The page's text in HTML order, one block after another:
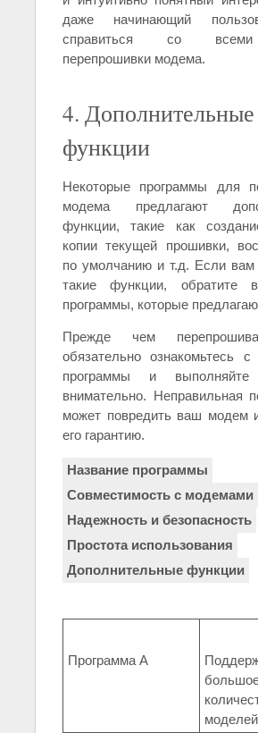
даже начинающий
справиться со
перепрошивки модема.
4. Дополнительные
функции
Некоторые программы для
модема предлагают
функции, такие как
копии текущей прошивки,
по умолчанию и т.д. Если
такие функции, обратите
программы, которые
Прежде чем
обязательно ознакомьтесь с
программы и
внимательно. Неправильная
может повредить ваш модем
его гарантию.
Название программы
Совместимость с модемами
Надежность и безопасность
Простота использования
Дополнительные функции
Программа A